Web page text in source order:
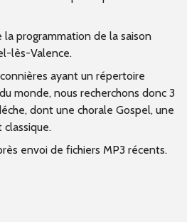
programmation de la saison
lès-Valence.
ayant un répertoire
monde, nous recherchons donc 3
dont une chorale Gospel, une
envoi de fichiers MP3 récents.